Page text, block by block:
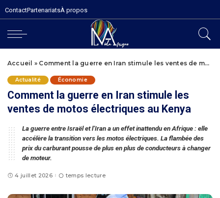
ContactPartenariatsÀ propos
Accueil » Comment la guerre en Iran stimule les ventes de motos électriques au Kenya
Actualité Économie
Comment la guerre en Iran stimule les
ventes de motos électriques au Kenya
La guerre entre Israël et l’Iran a un effet inattendu en Afrique : elle
accélère la transition vers les motos électriques. La flambée des
prix du carburant pousse de plus en plus de conducteurs à changer
de moteur.
4 juillet 2026 temps lecture